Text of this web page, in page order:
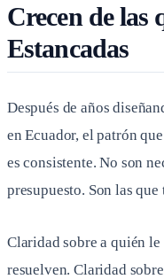
Crecen de las
Estancadas
Después de años
en Ecuador, el patrón
es consistente. No son
presupuesto. Son las
Claridad sobre a quién
resuelven. Claridad